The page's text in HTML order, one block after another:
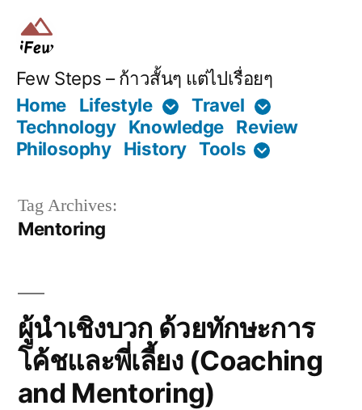
Few Steps – ก้าวสั้นๆ แต่ไปเรื่อยๆ
Home
Lifestyle
Travel
Technology
Knowledge Review
Philosophy
History Tools
Tag Archives:
Mentoring
ผู้นำเชิงบวก ด้วยทักษะการ
โค้ชและพี่เลี้ยง (Coaching
and Mentoring)